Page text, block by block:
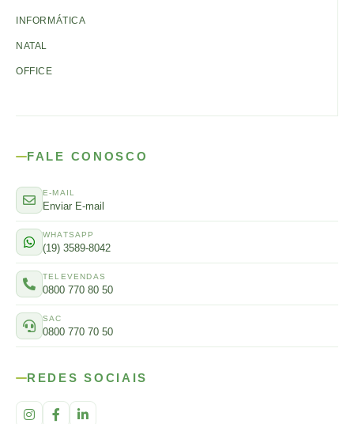
INFORMÁTICA
NATAL
OFFICE
FALE CONOSCO
E-MAIL
Enviar E-mail
WHATSAPP
(19) 3589-8042
TELEVENDAS
0800 770 80 50
SAC
0800 770 70 50
REDES SOCIAIS